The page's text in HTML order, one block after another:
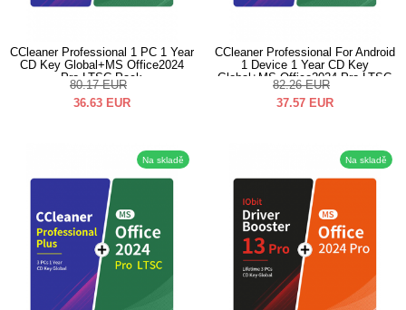
CCleaner Professional 1 PC 1 Year
CD Key Global+MS Office2024
Pro LTSC Pack
80.17 EUR
36.63 EUR
CCleaner Professional For Android
1 Device 1 Year CD Key
Global+MS Office2024 Pro LTSC
Pack
82.26 EUR
37.57 EUR
Na skladě Na skladě